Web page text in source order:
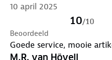
10 april 2025
10/10
Beoordeeld
Goede service, mooie
M.R. van Hövell